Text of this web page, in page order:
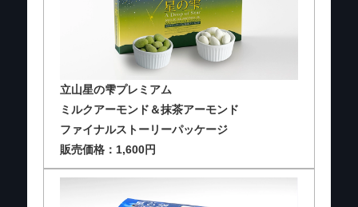
立山星の雫プレミアム
ミルクアーモンド＆抹茶アーモンド
ファイナルストーリーパッケージ
販売価格：1,600円